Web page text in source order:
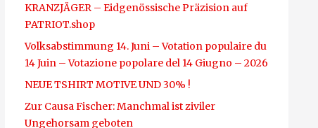
KRANZJÄGER – Eidgenössische Präzision auf
PATRIOT.shop
Volksabstimmung 14. Juni – Votation populaire du
14 Juin – Votazione popolare del 14 Giugno – 2026
NEUE TSHIRT MOTIVE UND 30% !
Zur Causa Fischer: Manchmal ist ziviler
Ungehorsam geboten